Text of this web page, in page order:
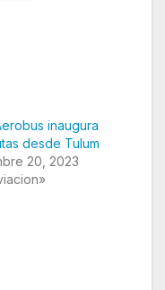
inaugura
desde Tulum
20, 2023